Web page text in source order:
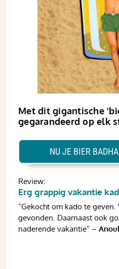
Met dit gigantische
gegarandeerd op elk
Review:
Erg grappig vakantie
“Gekocht om kado te
gevonden. Daarnaast ook
naderende vakantie” –
NU JE BIER